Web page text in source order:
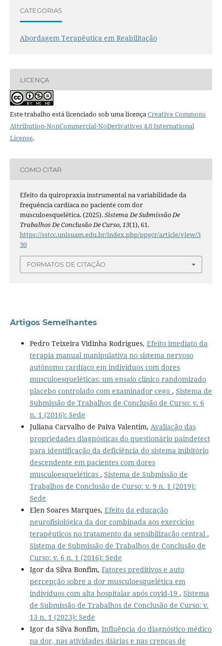
CATEGORIAS
Abordagem Terapêutica em Reabilitação
LICENÇA
Este trabalho está licenciado sob uma licençaCreative Commons
Attribution-NonCommercial-NoDerivatives 4.0 International
License.
COMO CITAR
Efeito da quiropraxia instrumental na variabilidade da
frequência cardíaca no paciente com dor
musculoesquelética. (2025).Sistema De Submissão De
Trabalhos De Conclusão De Curso,13(1), 61.
https://sstcc.unisuam.edu.br/index.php/ppgcr/article/view/3
30
FORMATOS DE CITAÇÃO
Artigos Semelhantes
Pedro Teixeira Vidinha Rodrigues, Efeito imediato da
terapia manual manipulativa no sistema nervoso
autônomo cardíaco em indivíduos com dores
musculoesqueléticas: um ensaio clínico randomizado
placebo controlado com examinador cego , Sistema de
Submissão de Trabalhos de Conclusão de Curso: v. 6
n. 1 (2016): Sede
Juliana Carvalho de Paiva Valentim, Avaliação das
propriedades diagnósticas do questionário paindetect
para identificação da deficiência do sistema inibitório
descendente em pacientes com dores
musculoesqueléticas , Sistema de Submissão de
Trabalhos de Conclusão de Curso: v. 9 n. 1 (2019):
Sede
Elen Soares Marques, Efeito da educação
neurofisiológica da dor combinada aos exercícios
terapêuticos no tratamento da sensibilização central ,
Sistema de Submissão de Trabalhos de Conclusão de
Curso: v. 6 n. 1 (2016): Sede
Igor da Silva Bonfim, Fatores preditivos e auto
percepção sobre a dor musculoesquelética em
indivíduos com alta hospitalar após covid-19 , Sistema
de Submissão de Trabalhos de Conclusão de Curso: v.
13 n. 1 (2023): Sede
Igor da Silva Bonfim, Influência do diagnóstico médico
na dor, nas atividades diárias e nas crenças de